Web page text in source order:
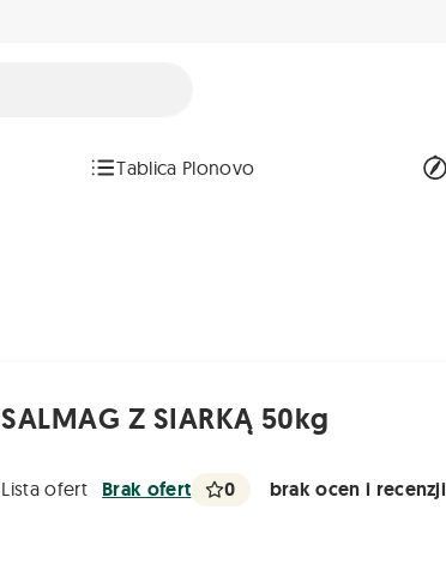
Tablica Plonovo
SALMAG Z SIARKĄ 50kg
Lista ofert Brak ofert 0 brak ocen i recenzji